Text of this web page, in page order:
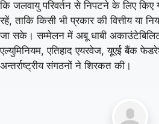
कि जलवायु परिवर्तन से निपटने के लिए किए
रहें, ताकि किसी भी प्रकार की वित्तीय या
जा सके। सम्मेलन में अबू धाबी
एल्युमिनियम, एतिहाद एयरवेज, यूएई बैंक
अन्तर्राष्ट्रीय संगठनों ने शिरकत की।